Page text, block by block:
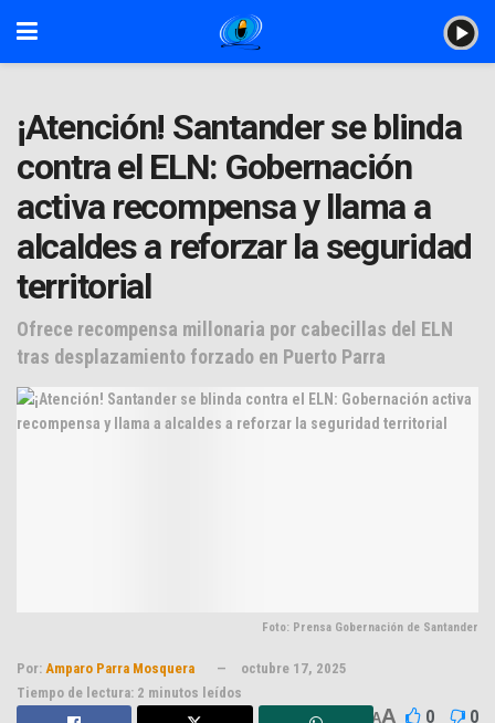
¡Atención! Santander se blinda
contra el ELN: Gobernación
activa recompensa y llama a
alcaldes a reforzar la seguridad
territorial
Ofrece recompensa millonaria por cabecillas del ELN
tras desplazamiento forzado en Puerto Parra
Foto: Prensa Gobernación de Santander
Por: Amparo Parra Mosquera
octubre 17, 2025
Tiempo de lectura: 2 minutos leídos
AA 0 0